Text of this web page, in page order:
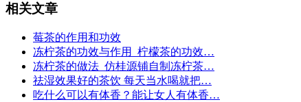
相关文章
莓茶的作用和功效
冻柠茶的功效与作用_柠檬茶的功效…
冻柠茶的做法_仿桂源铺自制冻柠茶…
祛湿效果好的茶饮 每天当水喝就把…
吃什么可以有体香？能让女人有体香…